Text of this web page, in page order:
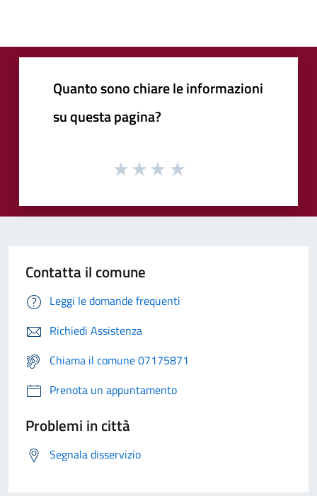
Quanto sono chiare le informazioni
su questa pagina?
Contatta il comune
Leggi le domande frequenti
Richiedi Assistenza
Chiama il comune 07175871
Prenota un appuntamento
Problemi in città
Segnala disservizio